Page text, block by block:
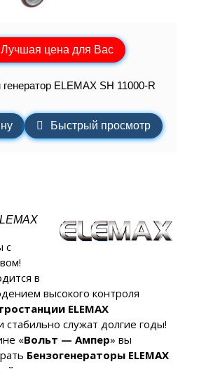
Лучшая цена для Вас
ELEMAХ SH 11000-R
Быстрый просмотр
с
в
высокого контроля
ELEMAX
стабильно служат долгие годы!
«Вольт — Ампер» вы
Бензогенераторы ELEMAX